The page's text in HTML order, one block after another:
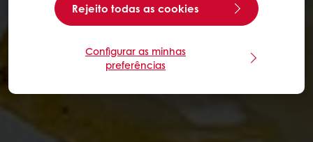
Rejeito todas as cookies
Configurar as minhas
preferências